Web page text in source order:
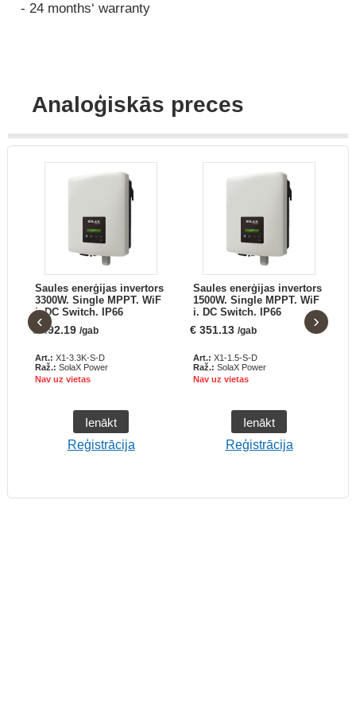
- 24 months‘ warranty
Analoģiskās preces
Saules enerģijas invertors
3300W. Single MPPT. WiF
i. DC Switch. IP66
€ 492.19 /gab
Art.: X1-3.3K-S-D
Raž.: SolaX Power
Nav uz vietas
Ienākt
Reģistrācija
Saules enerģijas invertors
1500W. Single MPPT. WiF
i. DC Switch. IP66
€ 351.13 /gab
Art.: X1-1.5-S-D
Raž.: SolaX Power
Nav uz vietas
Ienākt
Reģistrācija
‹ ›